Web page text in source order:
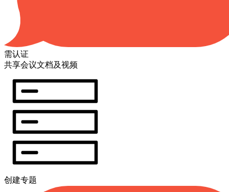
需认证
共享会议文档及视频
创建专题